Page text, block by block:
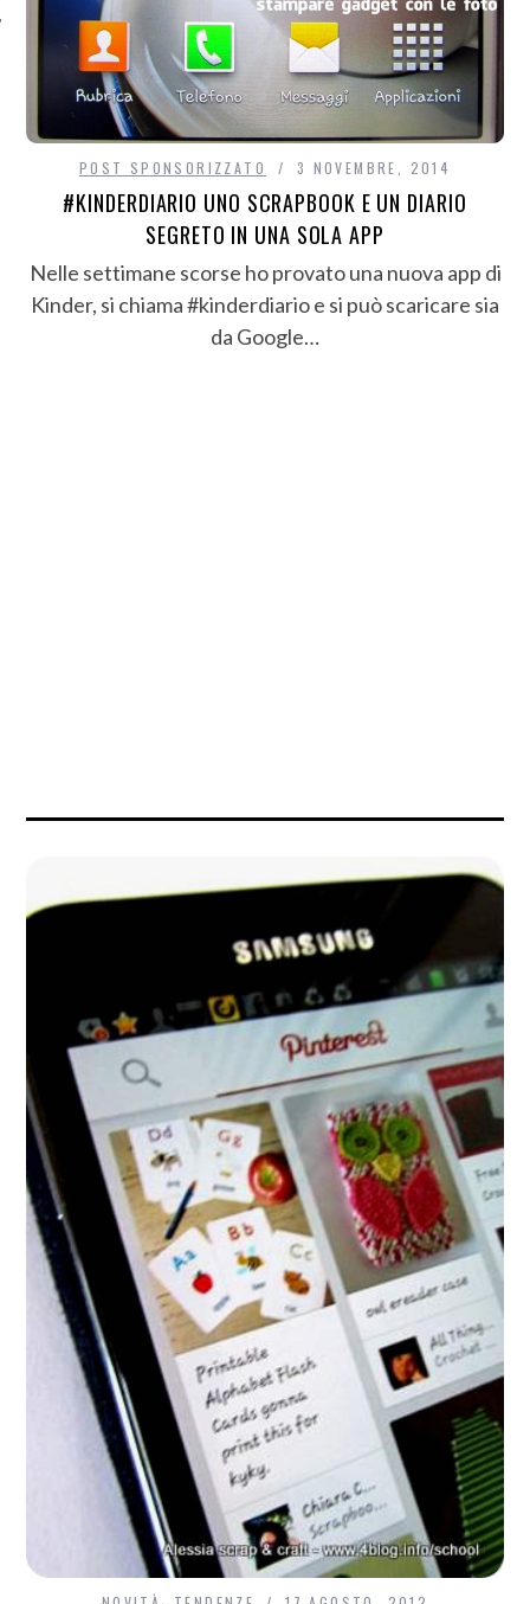
POST SPONSORIZZATO 3 NOVEMBRE, 2014
#KINDERDIARIO UNO SCRAPBOOK E UN DIARIO
SEGRETO IN UNA SOLA APP
Nelle settimane scorse ho provato una nuova app di
Kinder, si chiama #kinderdiario e si può scaricare sia
da Google…